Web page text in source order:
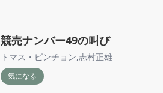
競売ナンバー49の叫び
トマス・ピンチョン,志村正雄
気になる